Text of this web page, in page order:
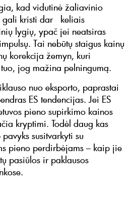
kad vidutinė žaliavinio
gali kristi dar keliais
lygių, ypač jei neatsiras
Tai nebūtų staigus kainų
korekcija žemyn, kuri
jog mažina pelningumą.
nuo eksporto, paprastai
ES tendencijas. Jei ES
pieno supirkimo kainos
kryptimi. Todėl daug kas
susitvarkyti su
pieno perdirbėjams – kaip jie
pasiūlos ir paklausos